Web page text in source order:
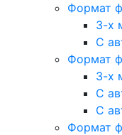
Формат
3-х
С
Формат
3-х
С
С
Формат